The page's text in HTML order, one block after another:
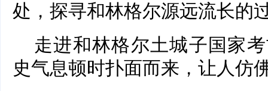
处，探寻和林格尔源远流长的
走进和林格尔土城子国家
史气息顿时扑面而来，让人仿